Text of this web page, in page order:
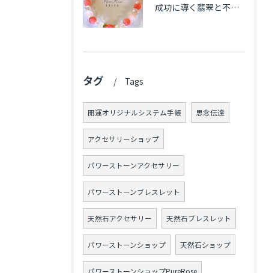
成功に導く翡翠と不安解消のカルセドニー､魅力アップのローズクォーツのブレス★東京都N.K様
タグ Tags
開運オリジナルシステム手帳 思念伝達
アクセサリーショップ
パワーストーンアクセサリー
パワーストーンブレスレット
天然石アクセサリー 天然石ブレスレット
パワーストーンショップ 天然石ショップ